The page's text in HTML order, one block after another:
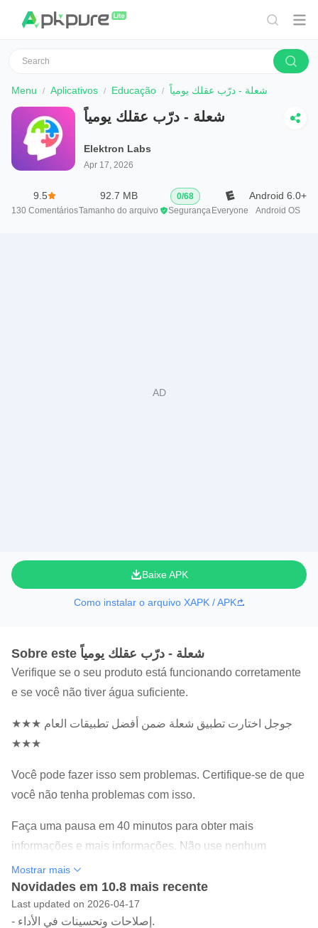
Menu Aplicativos Educação شعلة - درّب عقلك يومياً
شعلة - درّب عقلك يومياً
Elektron Labs
Apr 17, 2026
9.5
130 Comentários
92.7 MB
Tamanho do arquivo
0/68
Segurança Everyone
Android 6.0+
Android OS
Baixe APK
Como instalar o arquivo XAPK / APK
Sobre este شعلة - درّب عقلك يومياً
Verifique se o seu produto está funcionando corretamente
e se você não tiver água suficiente.
★★★ جوجل اختارت تطبيق شعلة ضمن أفضل تطبيقات العام
★★★
Você pode fazer isso sem problemas. Certifique-se de que
você não tenha problemas com isso.
Faça uma pausa em 40 minutos para obter mais
informações e mais informações. Não use nenhum
produto para isso.
تطوير عقلك وتحدي ذاتك!
Mostrar mais
Novidades em 10.8 mais recente
Last updated on 2026-04-17
- إصلاحات وتحسينات في الأداء.